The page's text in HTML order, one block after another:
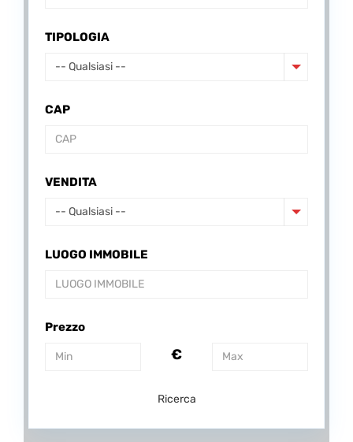
TIPOLOGIA
-- Qualsiasi --
CAP
VENDITA
-- Qualsiasi --
LUOGO IMMOBILE
Prezzo
€
Ricerca